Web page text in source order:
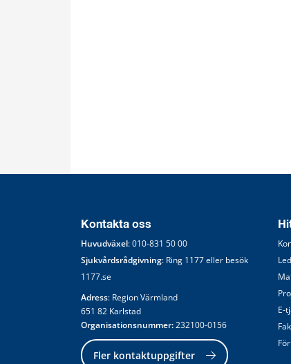
Kontakta oss
Huvudväxel: 010-831 50 00
Sjukvårdsrådgivning: Ring 1177 eller besök
1177.se
Adress: Region Värmland
651 82 Karlstad
Organisationsnummer: 232100-0156
Fler kontaktuppgifter
E-